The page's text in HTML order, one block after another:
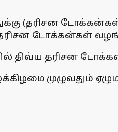
(தரிசன
டோக்கன்கள்
திவ்ய தரிசன
முழுவதும்